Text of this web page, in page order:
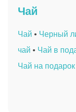
Чай
Чай • Черный
чай • Чай в
Чай на подарок